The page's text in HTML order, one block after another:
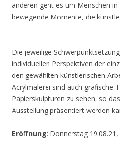
anderen geht es um Menschen
bewegende Momente, die
Die jeweilige
individuellen Perspektiven der
den gewählten künstlerischen
Acrylmalerei sind auch grafische
Papierskulpturen zu sehen, so
Ausstellung präsentiert werden
Eröffnung: Donnerstag